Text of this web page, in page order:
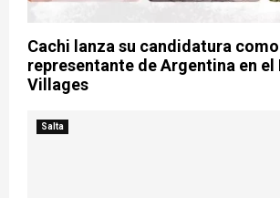
Cachi lanza su candidatura como
representante de Argentina en el
Villages
Salta